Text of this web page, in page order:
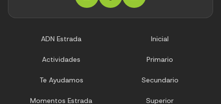
ADN Estrada Inicial
Actividades Primario
Te Ayudamos Secundario
Momentos Estrada Superior